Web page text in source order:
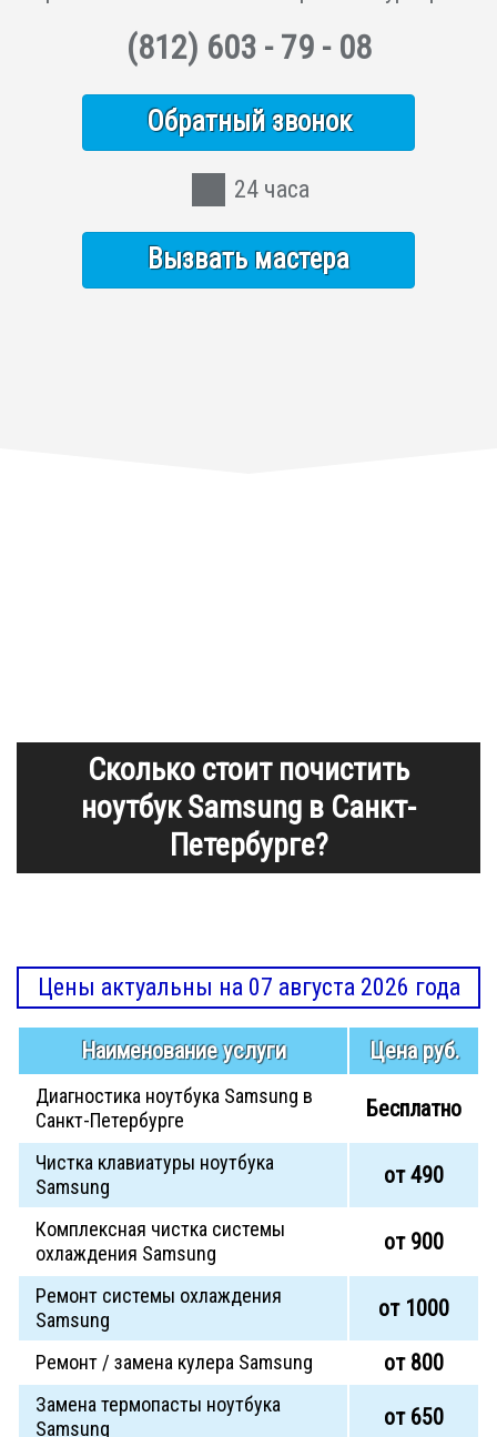
(812) 603 - 79 - 08
Обратный звонок
24 часа
Вызвать мастера
Сколько стоит почистить
ноутбук Samsung в Санкт-
Петербурге?
Цены актуальны на 07 августа 2026 года
Наименование услуги Цена руб.
Диагностика ноутбука Samsung в
Санкт-Петербурге
Бесплатно
Чистка клавиатуры ноутбука
Samsung
от 490
Комплексная чистка системы
охлаждения Samsung
от 900
Ремонт системы охлаждения
Samsung
от 1000
Ремонт / замена кулера Samsung от 800
Замена термопасты ноутбука
Samsung
от 650